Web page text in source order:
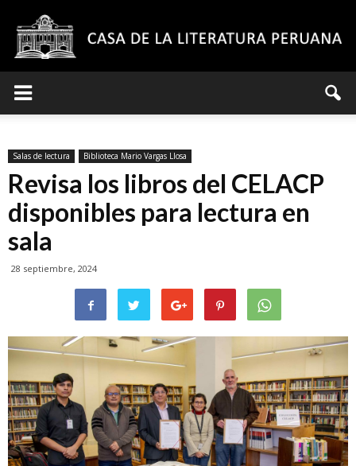
Literatura
Peruana
Salas de lectura Biblioteca Mario Vargas Llosa
Revisa los libros del CELACP
disponibles para lectura en
sala
28 septiembre, 2024